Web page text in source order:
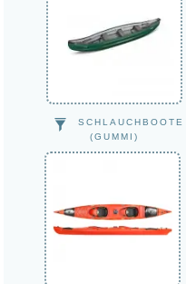
SCHLAUCHBOOTE
(GUMMI)